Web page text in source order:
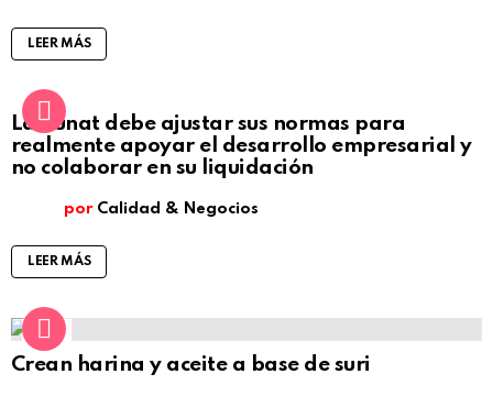
LEER MÁS
La Sunat debe ajustar sus normas para
realmente apoyar el desarrollo empresarial y
no colaborar en su liquidación
por Calidad & Negocios
LEER MÁS
Comentarios
Crean harina y aceite a base de suri